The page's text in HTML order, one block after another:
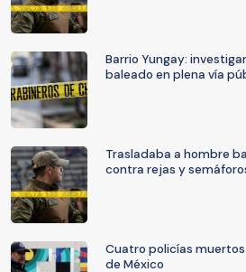
Barrio Yungay:
baleado en plena vía
Trasladaba a hombre
contra rejas y
Cuatro policías
de México